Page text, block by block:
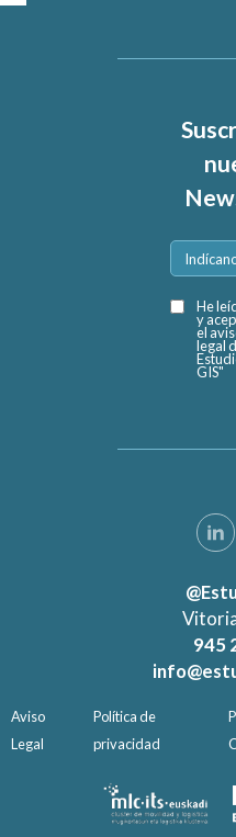
He
y
el
legal
GIS"
945
Aviso
Legal
Política de
privacidad